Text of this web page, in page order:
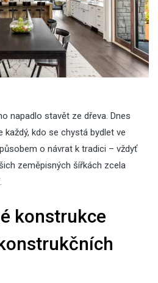
napadlo stavět ze dřeva. Dnes
kdo se chystá bydlet ve
o návrat k tradici – vždyť
zeměpisných šířkách zcela
konstrukce